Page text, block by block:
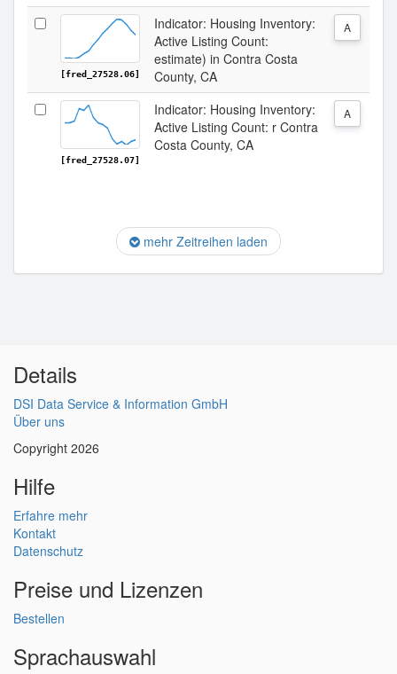
[fred_27528.06]
Indicator: Housing Inventory:
Active Listing Count:
estimate) in Contra Costa
County, CA
A
[fred_27528.07]
Indicator: Housing Inventory:
Active Listing Count: r Contra
Costa County, CA
A
mehr Zeitreihen laden
Details
DSI Data Service & Information GmbH
Über uns
Copyright 2026
Hilfe
Erfahre mehr
Kontakt
Datenschutz
Preise und Lizenzen
Bestellen
Sprachauswahl